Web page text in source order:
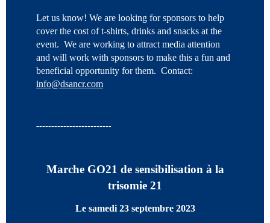
Let us know! We are looking for sponsors to help
cover the cost of t-shirts, drinks and snacks at the
event. We are working to attract media attention
and will work with sponsors to make this a fun and
beneficial opportunity for them. Contact:
info@dsancr.com
-------------------------
Marche GO21 de sensibilisation à la
trisomie 21
Le samedi 23 septembre 2023